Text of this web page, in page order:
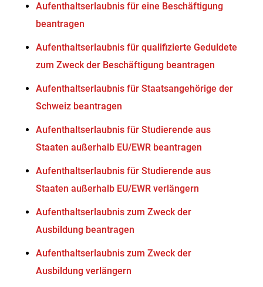
Aufenthaltserlaubnis für eine Beschäftigung
beantragen
Aufenthaltserlaubnis für qualifizierte Geduldete
zum Zweck der Beschäftigung beantragen
Aufenthaltserlaubnis für Staatsangehörige der
Schweiz beantragen
Aufenthaltserlaubnis für Studierende aus
Staaten außerhalb EU/EWR beantragen
Aufenthaltserlaubnis für Studierende aus
Staaten außerhalb EU/EWR verlängern
Aufenthaltserlaubnis zum Zweck der
Ausbildung beantragen
Aufenthaltserlaubnis zum Zweck der
Ausbildung verlängern